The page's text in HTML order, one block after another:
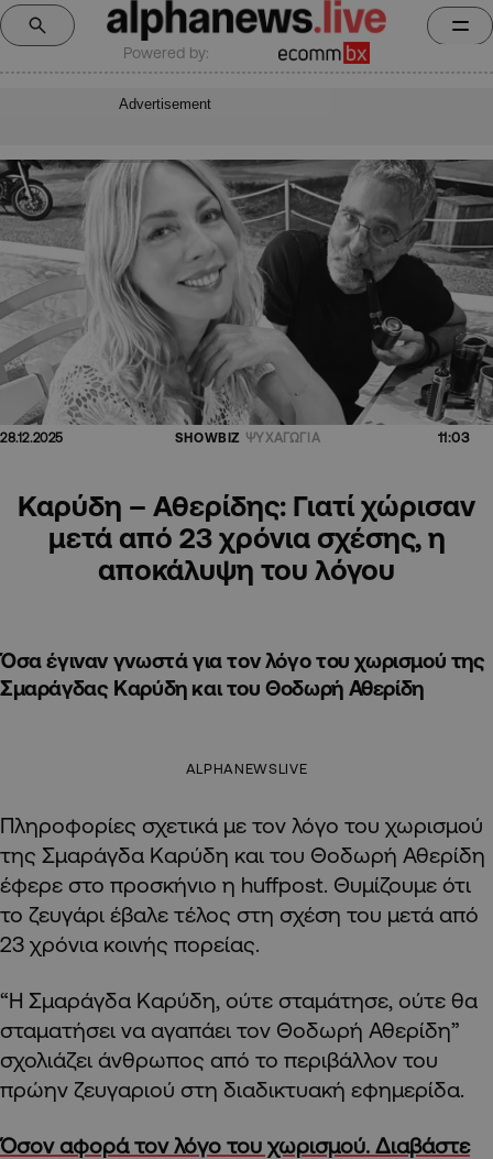
Powered by:
Advertisement
28.12.2025 SHOWBIZ ΨΥΧΑΓΩΓΙΑ 11:03
Καρύδη – Αθερίδης: Γιατί χώρισαν
μετά από 23 χρόνια σχέσης, η
αποκάλυψη του λόγου
Όσα έγιναν γνωστά για τον λόγο του χωρισμού της
Σμαράγδας Καρύδη και του Θοδωρή Αθερίδη
ALPHANEWSLIVE
Πληροφορίες σχετικά με τον λόγο του χωρισμού
της Σμαράγδα Καρύδη και του Θοδωρή Αθερίδη
έφερε στο προσκήνιο η huffpost. Θυμίζουμε ότι
το ζευγάρι έβαλε τέλος στη σχέση του μετά από
23 χρόνια κοινής πορείας.
“Η Σμαράγδα Καρύδη, ούτε σταμάτησε, ούτε θα
σταματήσει να αγαπάει τον Θοδωρή Αθερίδη”
σχολιάζει άνθρωπος από το περιβάλλον του
πρώην ζευγαριού στη διαδικτυακή εφημερίδα.
Όσον αφορά τον λόγο του χωρισμού. Διαβάστε